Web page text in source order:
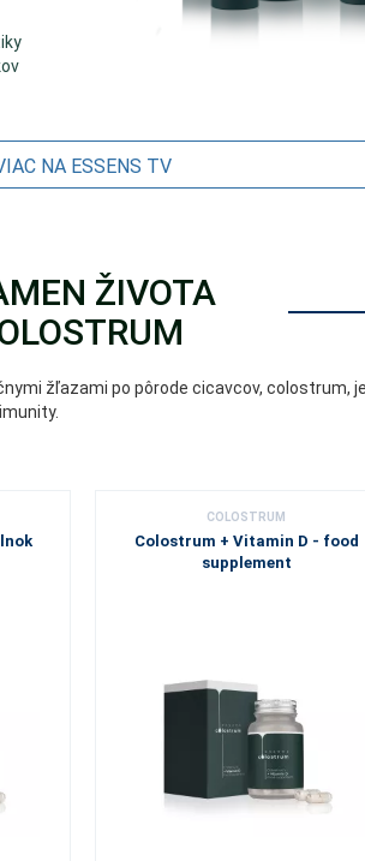
NA ESSENS TV
ŽIVOTA
žľazami po pôrode cicavcov, colostrum,
COLOSTRUM
Colostrum + Vitamin D - food
supplement